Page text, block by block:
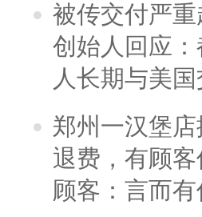
被传交付严
创始人回应
人长期与美
郑州一汉堡
退费，有顾
顾客：言而